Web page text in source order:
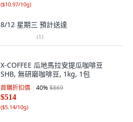
($10.97/10g)
8/12 星期三 預計送達
(1)
X-COFFEE 瓜地馬拉安提瓜咖啡豆
SHB, 無研磨咖啡豆, 1kg, 1包
首購折扣價 40%$869
$514
($5.14/10g)